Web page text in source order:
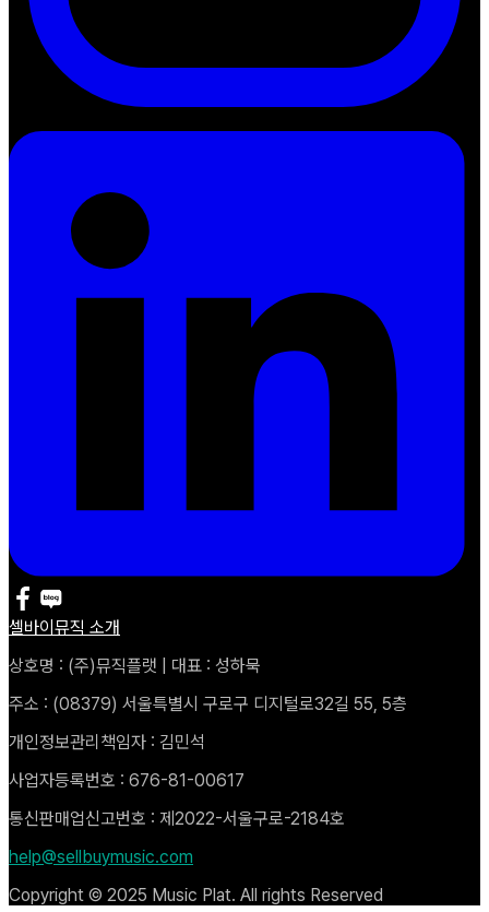
셀바이뮤직 소개
상호명 : (주)뮤직플랫 | 대표 : 성하묵
주소 : (08379) 서울특별시 구로구 디지털로32길 55, 5층
개인정보관리책임자 : 김민석
사업자등록번호 : 676-81-00617
통신판매업신고번호 : 제2022-서울구로-2184호
help@sellbuymusic.com
Copyright © 2025 Music Plat. All rights Reserved